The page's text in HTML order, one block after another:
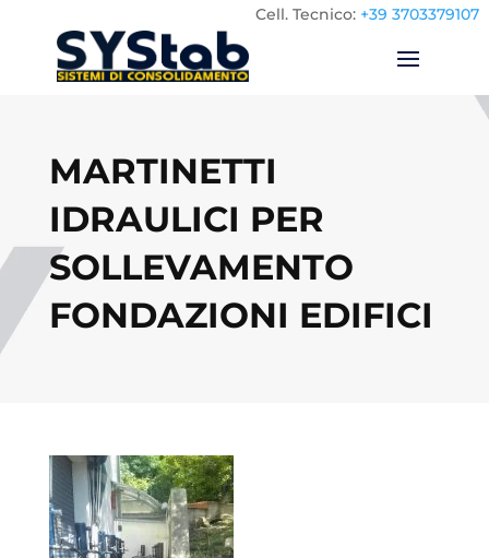
Cell. Tecnico: +39 3703379107
MARTINETTI
IDRAULICI PER
SOLLEVAMENTO
FONDAZIONI EDIFICI